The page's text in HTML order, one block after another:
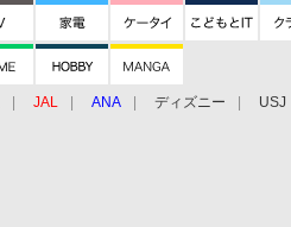
JAL ANA ディズニー USJ